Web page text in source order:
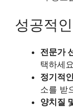
성공적
전문가
택하세
정기적
소를 받
양치질